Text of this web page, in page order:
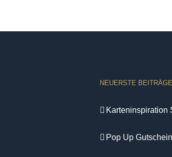
NEUERSTE BEITRÄGE
Karteninspiration
Pop Up